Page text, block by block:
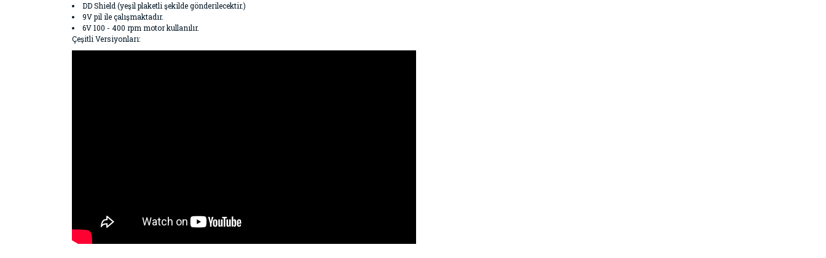
DD Shield (yeşil plaketli şekilde gönderilecektir.)
9V pil ile çalışmaktadır.
6V 100 - 400 rpm motor kullanılır.
Çeşitli Versiyonları: